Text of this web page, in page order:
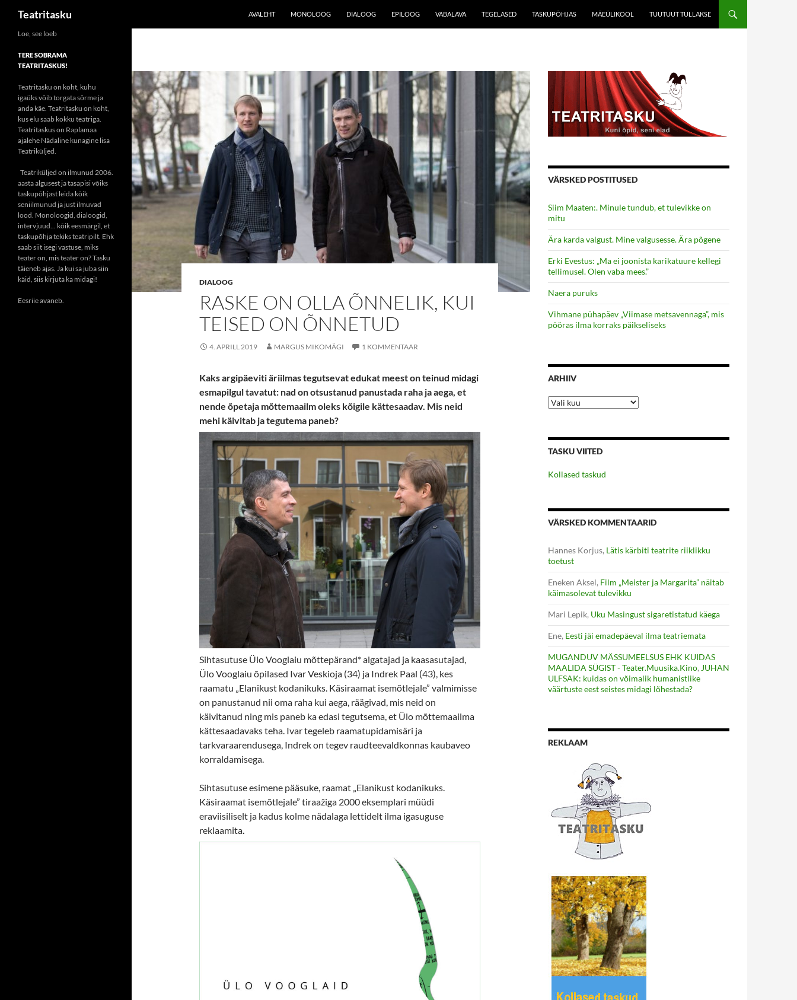
Liigu
juurde
Teatritasku AVALEHT MONOLOOG DIALOOG EPILOOG VABALAVA TEGELASED TASKUPÕHJAS MÄEÜLIKOOL TUUTUUT TULLAKSE
DIALOOG
RASKE ON OLLA ÕNNELIK, KUI
TEISED ON ÕNNETUD
4. APRILL 2019 MARGUS MIKOMÄGI 1 KOMMENTAAR
Kaks argipäeviti äriilmas tegutsevat edukat meest on teinud midagi
esmapilgul tavatut: nad on otsustanud panustada raha ja aega, et
nende õpetaja mõttemaailm oleks kõigile kättesaadav. Mis neid
mehi käivitab ja tegutema paneb?
Sihtasutuse Ülo Vooglaiu mõttepärand* algatajad ja kaasasutajad,
Ülo Vooglaiu õpilased Ivar Veskioja (34) ja Indrek Paal (43), kes
raamatu „Elanikust kodanikuks. Käsiraamat isemõtlejale” valmimisse
on panustanud nii oma raha kui aega, räägivad, mis neid on
käivitanud ning mis paneb ka edasi tegutsema, et Ülo mõttemaailma
kättesaadavaks teha. Ivar tegeleb raamatupidamisäri ja
tarkvaraarendusega, Indrek on tegev raudteevaldkonnas kaubaveo
korraldamisega.
Sihtasutuse esimene pääsuke, raamat „Elanikust kodanikuks.
Käsiraamat isemõtlejale” tiraažiga 2000 eksemplari müüdi
eraviisiliselt ja kadus kolme nädalaga lettidelt ilma igasuguse
reklaamita
VÄRSKED POSTITUSED
Siim Maaten:. Minule tundub, et tulevikke on
mitu
Ära karda valgust. Mine valgusesse. Ära põgene
Erki Evestus: „Ma ei joonista karikatuure kellegi
tellimusel. Olen vaba mees.”
Naera puruks
Vihmane pühapäev „Viimase metsavennaga”, mis
pööras ilma korraks päikseliseks
ARHIIV
Arhiiv
TASKU VIITED
Kollased taskud
VÄRSKED KOMMENTAARID
Hannes Korjus, Lätis kärbiti teatrite riiklikku
toetust
Eneken Aksel, Film „Meister ja Margarita” näitab
käimasolevat tulevikku
Mari Lepik, Uku Masingust sigaretistatud käega
Ene, Eesti jäi emadepäeval ilma teatriemata
MUGANDUV MÄSSUMEELSUS EHK KUIDAS
MAALIDA SÜGIST - Teater.Muusika.Kino, JUHAN
ULFSAK: kuidas on võimalik humanistlike
väärtuste eest seistes midagi lõhestada?
REKLAAM
Loe, see loeb
TERE SOBRAMA
TEATRITASKUS!
Teatritasku on koht, kuhu
igaüks võib torgata sõrme ja
anda käe. Teatritasku on koht,
kus elu saab kokku teatriga.
Teatritaskus on Raplamaa
ajalehe Nädaline kunagine lisa
Teatriküljed.
Teatriküljed on ilmunud 2006.
aasta algusest ja tasapisi võiks
taskupõhjast leida kõik
seniilmunud ja just ilmuvad
lood. Monoloogid, dialoogid,
intervjuud... kõik eesmärgil, et
taskupõhja tekiks teatripilt. Ehk
saab siit isegi vastuse, miks
teater on, mis teater on? Tasku
täieneb ajas. Ja kui sa juba siin
käid, siis kirjuta ka midagi!
Eesriie avaneb.